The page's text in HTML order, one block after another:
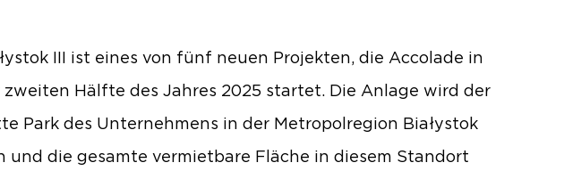
III ist eines von fünf neuen Projekten, die Accolade in
zweiten Hälfte des Jahres 2025 startet. Die Anlage wird der
Park des Unternehmens in der Metropolregion Białystok
und die gesamte vermietbare Fläche in diesem Standort